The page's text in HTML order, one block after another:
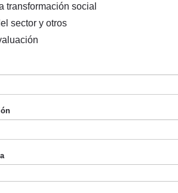
transformación social
sector y otros
Entidad
financiadora
Entidad
Vasco
y
Cuba